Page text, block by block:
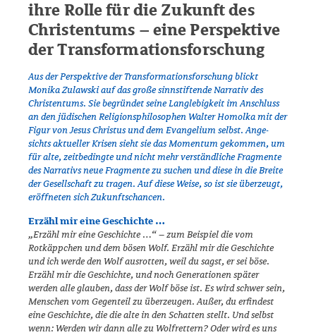
ihre Rolle für die Zukunft des
Christentums – eine Perspektive
der Transformationsforschung
Aus der Perspektive der Transformationsforschung blickt
Monika Zulawski auf das große sinnstiftende Narrativ des
Christentums. Sie begründet seine Langlebigkeit im Anschluss
an den jüdischen Religionsphilosophen Walter Homolka mit der
Figur von Jesus Christus und dem Evangelium selbst. Ange­
sichts aktueller Krisen sieht sie das Momentum gekommen, um
für alte, zeitbedingte und nicht mehr verständliche Fragmente
des Narrativs neue Fragmente zu suchen und diese in die Breite
der Gesellschaft zu tragen. Auf diese Weise, so ist sie überzeugt,
eröffneten sich Zukunftschancen.
Erzähl mir eine Geschichte …
„Erzähl mir eine Geschichte …“ – zum Beispiel die vom
Rotkäppchen und dem bösen Wolf. Erzähl mir die Geschichte
und ich werde den Wolf ausrotten, weil du sagst, er sei böse.
Erzähl mir die Geschichte, und noch Generationen später
werden alle glauben, dass der Wolf böse ist. Es wird schwer sein,
Men­schen vom Gegenteil zu überzeugen. Außer, du erfindest
eine Geschichte, die die alte in den Schatten stellt. Und selbst
wenn: Werden wir dann alle zu Wolfrettern? Oder wird es uns